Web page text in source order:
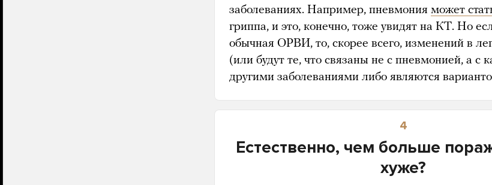
заболеваниях. Например, пневмония может
гриппа, и это, конечно, тоже увидят на КТ. Но
обычная ОРВИ, то, скорее всего, изменений в
(или будут те, что связаны не с пневмонией, а с
другими заболеваниями либо являются
4
Естественно, чем больше
хуже?